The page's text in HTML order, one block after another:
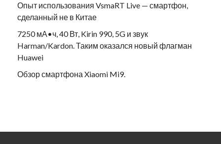
Опыт использования VsmaRT Live — смартфон,
сделанный не в Китае
7250 мА•ч, 40 Вт, Kirin 990, 5G и звук
Harman/Kardon. Таким оказался новый флагман
Huawei
Обзор смартфона Xiaomi Mi9.